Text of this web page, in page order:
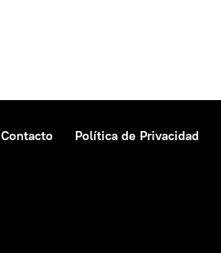
Contacto Política de Privacidad